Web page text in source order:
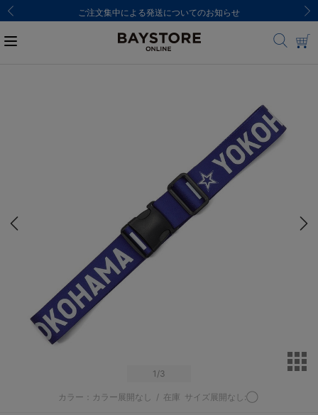
ご注文集中による発送についてのお知らせ
1 /3
カラー：カラー展開なし / 在庫 サイズ展開なし:◯